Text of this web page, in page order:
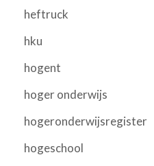
heftruck
hku
hogent
hoger onderwijs
hogeronderwijsregister
hogeschool